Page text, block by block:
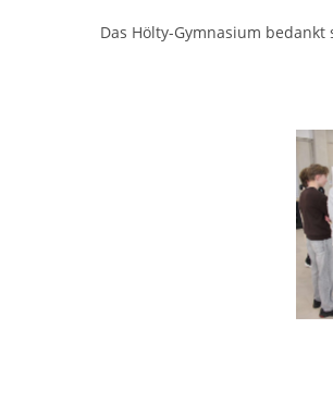
Das Hölty-Gymnasium